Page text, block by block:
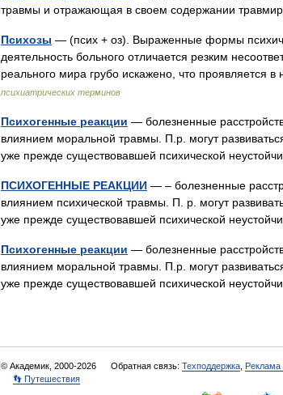
травмы и отражающая в своем содержании
Психозы — (псих + оз). Выраженные формы
деятельность больного отличается резким
реального мира грубо искажено, что
психиатрических терминов
Психогенные реакции — болезненные
влиянием моральной травмы. П.р. могут
уже прежде существовавшей психической
ПСИХОГЕННЫЕ РЕАКЦИИ — – болезненные
влиянием психической травмы. П. р. могут
уже прежде существовавшей психической
Психогенные реакции — болезненные
влиянием моральной травмы. П.р. могут
уже прежде существовавшей психической
© Академик, 2000-2026 Обратная связь: Техподдержка Реклама
👣 Путешествия